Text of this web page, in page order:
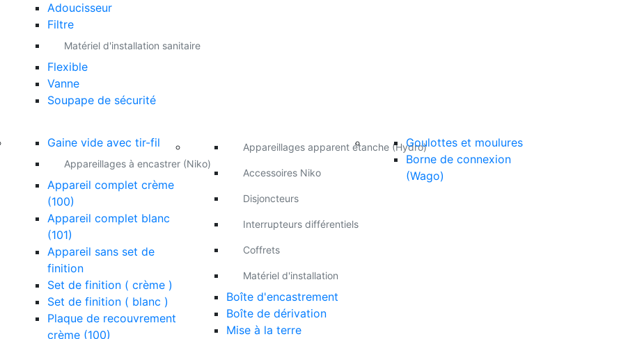
Adoucisseur
Filtre
Matériel d'installation sanitaire
Flexible
Vanne
Soupape de sécurité
Gaine vide avec tir-fil
Appareillages à encastrer (Niko)
Appareil complet crème
(100)
Appareil complet blanc
(101)
Appareil sans set de
finition
Set de finition ( crème )
Set de finition ( blanc )
Plaque de recouvrement
crème (100)
Appareillages apparent étanche (Hydro)
Accessoires Niko
Disjoncteurs
Interrupteurs différentiels
Coffrets
Matériel d'installation
Boîte d'encastrement
Boîte de dérivation
Mise à la terre
Goulottes et moulures
Borne de connexion
(Wago)